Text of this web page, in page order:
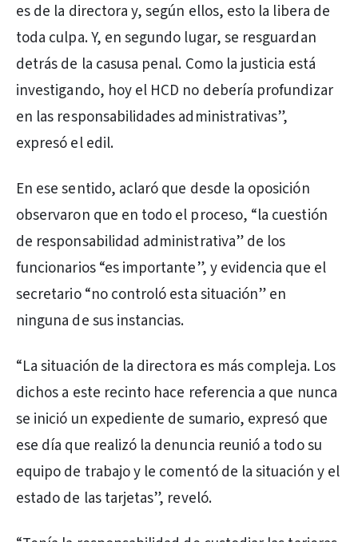
es de la directora y, según ellos, esto la libera de
toda culpa. Y, en segundo lugar, se resguardan
detrás de la casusa penal. Como la justicia está
investigando, hoy el HCD no debería profundizar
en las responsabilidades administrativas”,
expresó el edil.
En ese sentido, aclaró que desde la oposición
observaron que en todo el proceso, “la cuestión
de responsabilidad administrativa” de los
funcionarios “es importante”, y evidencia que el
secretario “no controló esta situación” en
ninguna de sus instancias.
“La situación de la directora es más compleja. Los
dichos a este recinto hace referencia a que nunca
se inició un expediente de sumario, expresó que
ese día que realizó la denuncia reunió a todo su
equipo de trabajo y le comentó de la situación y el
estado de las tarjetas”, reveló.